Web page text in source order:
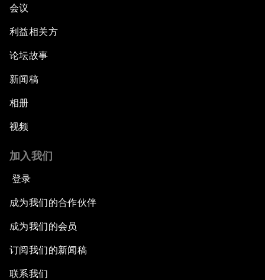
会议
利益相关方
论坛故事
新闻稿
相册
视频
加入我们
登录
成为我们的合作伙伴
成为我们的会员
订阅我们的新闻稿
联系我们